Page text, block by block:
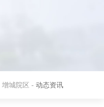
增城院区 - 动态资讯